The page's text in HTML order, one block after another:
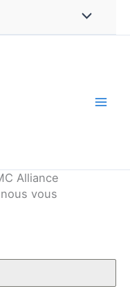
Alliance
vous